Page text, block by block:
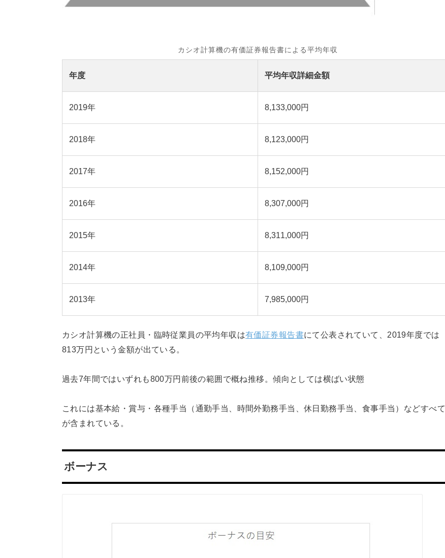
カシオ計算機の有価証券報告書による平均年収
年度 平均年収詳細金額
2019年 8,133,000円
2018年 8,123,000円
2017年 8,152,000円
2016年 8,307,000円
2015年 8,311,000円
2014年 8,109,000円
2013年 7,985,000円
カシオ計算機の正社員・臨時従業員の平均年収は有価証券報告書にて公表されていて、2019年度では
813万円という金額が出ている。
過去7年間ではいずれも800万円前後の範囲で概ね推移。傾向としては横ばい状態
これには基本給・賞与・各種手当（通勤手当、時間外勤務手当、休日勤務手当、食事手当）などすべて
が含まれている。
ボーナス